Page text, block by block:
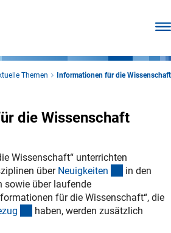
Themen Informationen für die Wissenschaft
die Wissenschaft
Wissenschaft“ unterrichten
über Neuigkeiten (interner
in den
sowie über laufende
Link)
für die Wissenschaft“, die
g (interner Link)
haben, werden zusätzlich